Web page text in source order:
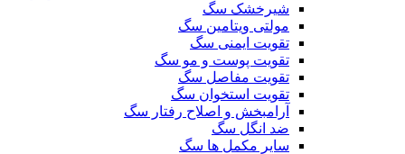
شیرخشک سگ
مولتی ویتامین سگ
تقویت ایمنی سگ
تقویت پوست و مو سگ
تقویت مفاصل سگ
تقویت استخوان سگ
آرامبخش و اصلاح رفتار سگ
ضد انگل سگ
سایر مکمل ها سگ